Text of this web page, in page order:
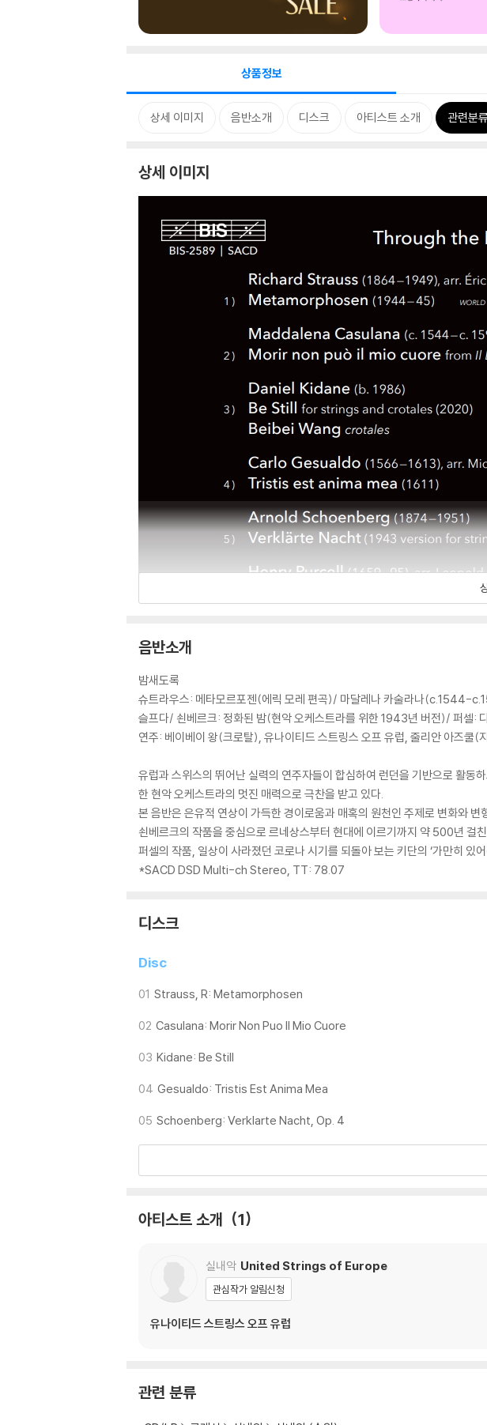
상품정보
상세 이미지 음반소개 디스크 아티스트 소개 관련분류
상세 이미지
음반소개
밤새도록
슈트라우스: 메타모르포젠(에릭 모레 편곡)/ 마달레나 카술라나(c.1544-
슬프다/ 쇤베르크: 정화된 밤(현악 오케스트라를 위한 1943년 버전)/ 퍼셀:
연주: 베이베이 왕(크로탈), 유나이티드 스트링스 오프 유럽, 줄리안 아즈쿨(
유럽과 스위스의 뛰어난 실력의 연주자들이 합심하여 런던을 기반으로 활동
한 현악 오케스트라의 멋진 매력으로 극찬을 받고 있다.
본 음반은 은유적 연상이 가득한 경이로움과 매혹의 원천인 주제로 변화와
쇤베르크의 작품을 중심으로 르네상스부터 현대에 이르기까지 약 500년 걸
퍼셀의 작품, 일상이 사라졌던 코로나 시기를 되돌아 보는 키단의 ‘가만히 있
*SACD DSD Multi-ch Stereo, TT: 78.07
디스크
Disc
01 Strauss, R: Metamorphosen
02 Casulana: Morir Non Puo Il Mio Cuore
03 Kidane: Be Still
04 Gesualdo: Tristis Est Anima Mea
05 Schoenberg: Verklarte Nacht, Op. 4
아티스트 소개 1
실내악 United Strings of Europe
관심작가 알림신청
유나이티드 스트링스 오프 유럽
관련 분류